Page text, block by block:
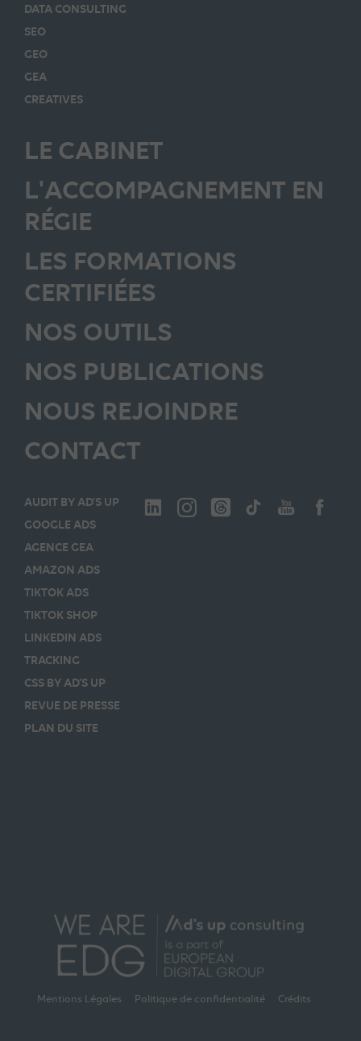
DATA CONSULTING
SEO
GEO
GEA
CREATIVES
LE CABINET
L'ACCOMPAGNEMENT EN
RÉGIE
LES FORMATIONS
CERTIFIÉES
NOS OUTILS
NOS PUBLICATIONS
NOUS REJOINDRE
CONTACT
AUDIT BY AD’S UP
GOOGLE ADS
AGENCE GEA
AMAZON ADS
TIKTOK ADS
TIKTOK SHOP
LINKEDIN ADS
TRACKING
CSS BY AD’S UP
REVUE DE PRESSE
PLAN DU SITE
Mentions Légales Politique de confidentialité Crédits